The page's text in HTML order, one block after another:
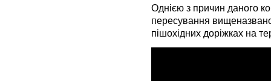
Однією з причин даного
пересування
пішохідних доріжках на